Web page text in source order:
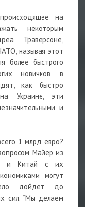
на
некоторым
Траверсоне,
называя этот
более быстрого
новичков в
как быстро
Украине, эти
и
1 млрд евро?
Майер из
и Китай с их
могут
дойдет до
сил. “Мы делаем